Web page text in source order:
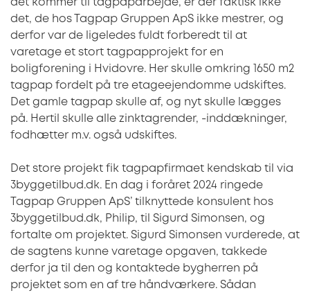
det kommer til tagpaparbejde, er der faktisk ikke
det, de hos Tagpap Gruppen ApS ikke mestrer, og
derfor var de ligeledes fuldt forberedt til at
varetage et stort tagpapprojekt for en
boligforening i Hvidovre. Her skulle omkring 1650 m2
tagpap fordelt på tre etageejendomme udskiftes.
Det gamle tagpap skulle af, og nyt skulle lægges
på. Hertil skulle alle zinktagrender, -inddækninger,
fodhætter m.v. også udskiftes.
Det store projekt fik tagpapfirmaet kendskab til via
3byggetilbud.dk. En dag i foråret 2024 ringede
Tagpap Gruppen ApS’ tilknyttede konsulent hos
3byggetilbud.dk, Philip, til Sigurd Simonsen, og
fortalte om projektet. Sigurd Simonsen vurderede, at
de sagtens kunne varetage opgaven, takkede
derfor ja til den og kontaktede bygherren på
projektet som en af tre håndværkere. Sådan